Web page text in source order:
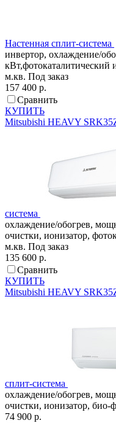
Настенная сплит-система
инвертор, охлаждение/
кВт,фотокаталитический
м.кв. Под заказ
157 400 р.
Сравнить
КУПИТЬ
Mitsubishi HEAVY
система
охлаждение/обогрев,
очистки, ионизатор,
м.кв. Под заказ
135 600 р.
Сравнить
КУПИТЬ
Mitsubishi HEAVY
сплит-система
охлаждение/обогрев,
очистки, ионизатор, био-
74 900 р.